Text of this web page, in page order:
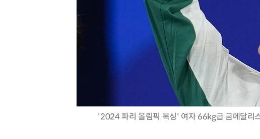
'2024 파리 올림픽 복싱' 여자 66kg급 금메달리